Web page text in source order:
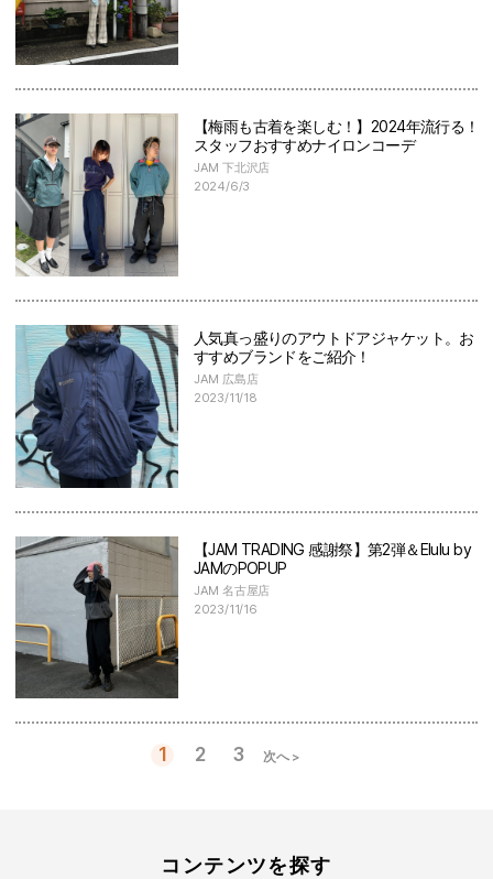
【梅雨も古着を楽しむ！】2024年流行る！
スタッフおすすめナイロンコーデ
JAM 下北沢店
2024/6/3
人気真っ盛りのアウトドアジャケット。お
すすめブランドをご紹介！
JAM 広島店
2023/11/18
【JAM TRADING 感謝祭】第2弾＆Elulu by
JAMのPOPUP
JAM 名古屋店
2023/11/16
ジ
1 2 3 次へ >
コンテンツを探す